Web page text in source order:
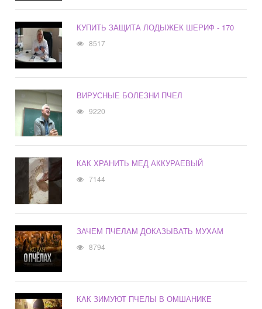
КУПИТЬ ЗАЩИТА ЛОДЫЖЕК ШЕРИФ - 170
8517
ВИРУСНЫЕ БОЛЕЗНИ ПЧЕЛ
9220
КАК ХРАНИТЬ МЕД АККУРАЕВЫЙ
7144
ЗАЧЕМ ПЧЕЛАМ ДОКАЗЫВАТЬ МУХАМ
8794
КАК ЗИМУЮТ ПЧЕЛЫ В ОМШАНИКЕ